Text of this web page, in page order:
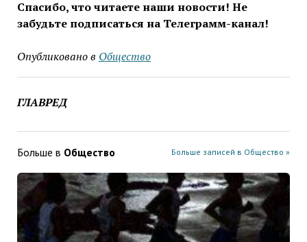
Спасибо, что читаете наши новости! Не
забудьте подписаться на Телеграмм-канал!
Опубликовано в Общество
ГЛАВРЕД
Больше в Общество Больше записей в Общество »